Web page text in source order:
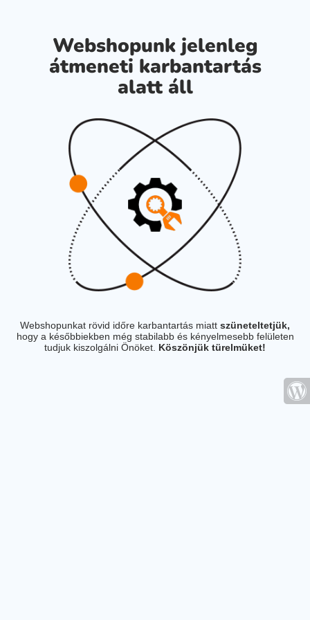
Webshopunk jelenleg
átmeneti karbantartás
alatt áll
Webshopunkat rövid időre karbantartás miatt szüneteltetjük,
hogy a későbbiekben még stabilabb és kényelmesebb felületen
tudjuk kiszolgálni Önöket. Köszönjük türelmüket!